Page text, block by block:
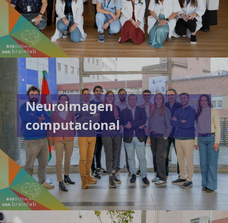
Neuroimagen
computacional